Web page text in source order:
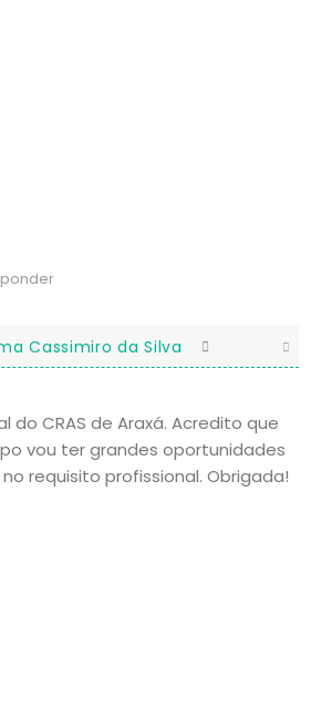
Cassimiro da Silva
do CRAS de Araxá. Acredito que
vou ter grandes oportunidades
requisito profissional. Obrigada!